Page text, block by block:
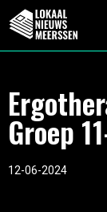
Groep
12-06-2024